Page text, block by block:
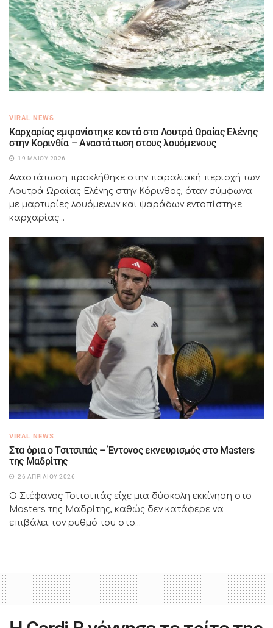
VIRAL NEWS
Καρχαρίας εμφανίστηκε κοντά στα Λουτρά Ωραίας Ελένης
στην Κορινθία – Αναστάτωση στους λουόμενους
19 ΜΑΪ́ΟΥ 2026
Αναστάτωση προκλήθηκε στην παραλιακή περιοχή των
Λουτρά Ωραίας Ελένης στην Κόρινθος, όταν σύμφωνα
με μαρτυρίες λουόμενων και ψαράδων εντοπίστηκε
καρχαρίας...
VIRAL NEWS
Στα όρια ο Τσιτσιπάς – Έντονος εκνευρισμός στο Masters
της Μαδρίτης
26 ΑΠΡΙΛΊΟΥ 2026
Ο Στέφανος Τσιτσιπάς είχε μια δύσκολη εκκίνηση στο
Masters της Μαδρίτης, καθώς δεν κατάφερε να
επιβάλει τον ρυθμό του στο...